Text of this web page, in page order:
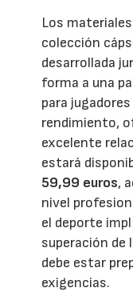
Los
colección
desarrollada
forma a una
para
rendimiento,
excelente
estará
59,99 euros,
nivel
el deporte
superación de
debe estar
exigencias.